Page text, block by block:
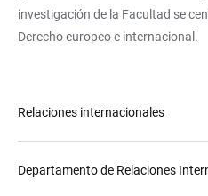
investigación de la Facultad se
Derecho europeo e internacional.
Relaciones internacionales
Departamento de Relaciones